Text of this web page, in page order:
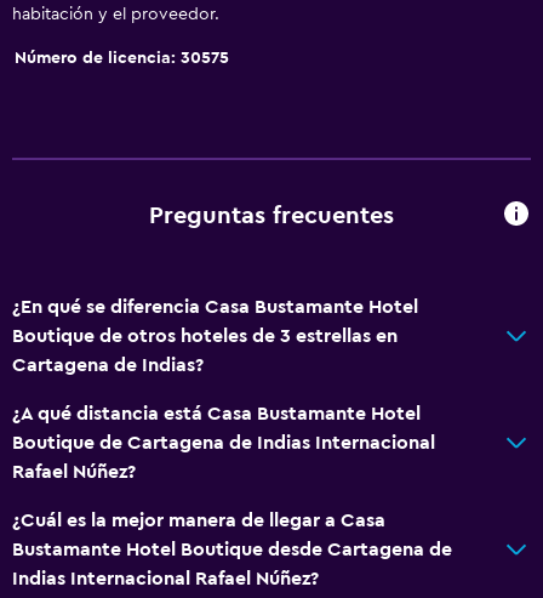
Terraza/patio
Sillas de playa
Jardín
Accesibilidad y adecuación
Habitaciones para no fumadores disponibles
Áreas designadas para fumadores
General
habitación y el proveedor.
Número de licencia: 30575
Preguntas frecuentes
¿En qué se diferencia Casa Bustamante Hotel
Boutique de otros hoteles de 3 estrellas en
Cartagena de Indias?
¿A qué distancia está Casa Bustamante Hotel
Boutique de Cartagena de Indias Internacional
Rafael Núñez?
¿Cuál es la mejor manera de llegar a Casa
Bustamante Hotel Boutique desde Cartagena de
Indias Internacional Rafael Núñez?